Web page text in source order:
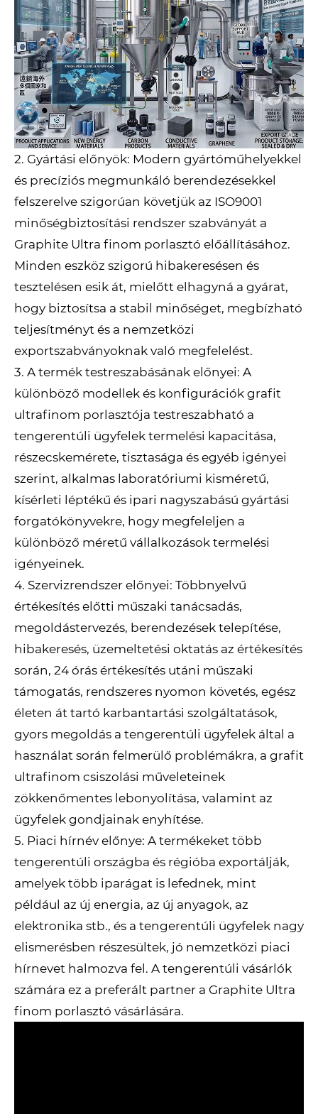
2. Gyártási előnyök: Modern gyártóműhelyekkel
és precíziós megmunkáló berendezésekkel
felszerelve szigorúan követjük az ISO9001
minőségbiztosítási rendszer szabványát a
Graphite Ultra finom porlasztó előállításához.
Minden eszköz szigorú hibakeresésen és
tesztelésen esik át, mielőtt elhagyná a gyárat,
hogy biztosítsa a stabil minőséget, megbízható
teljesítményt és a nemzetközi
exportszabványoknak való megfelelést.
3. A termék testreszabásának előnyei: A
különböző modellek és konfigurációk grafit
ultrafinom porlasztója testreszabható a
tengerentúli ügyfelek termelési kapacitása,
részecskemérete, tisztasága és egyéb igényei
szerint, alkalmas laboratóriumi kisméretű,
kísérleti léptékű és ipari nagyszabású gyártási
forgatókönyvekre, hogy megfeleljen a
különböző méretű vállalkozások termelési
igényeinek.
4. Szervizrendszer előnyei: Többnyelvű
értékesítés előtti műszaki tanácsadás,
megoldástervezés, berendezések telepítése,
hibakeresés, üzemeltetési oktatás az értékesítés
során, 24 órás értékesítés utáni műszaki
támogatás, rendszeres nyomon követés, egész
életen át tartó karbantartási szolgáltatások,
gyors megoldás a tengerentúli ügyfelek által a
használat során felmerülő problémákra, a grafit
ultrafinom csiszolási műveleteinek
zökkenőmentes lebonyolítása, valamint az
ügyfelek gondjainak enyhítése.
5. Piaci hírnév előnye: A termékeket több
tengerentúli országba és régióba exportálják,
amelyek több iparágat is lefednek, mint
például az új energia, az új anyagok, az
elektronika stb., és a tengerentúli ügyfelek nagy
elismerésben részesültek, jó nemzetközi piaci
hírnevet halmozva fel. A tengerentúli vásárlók
számára ez a preferált partner a Graphite Ultra
finom porlasztó vásárlására.